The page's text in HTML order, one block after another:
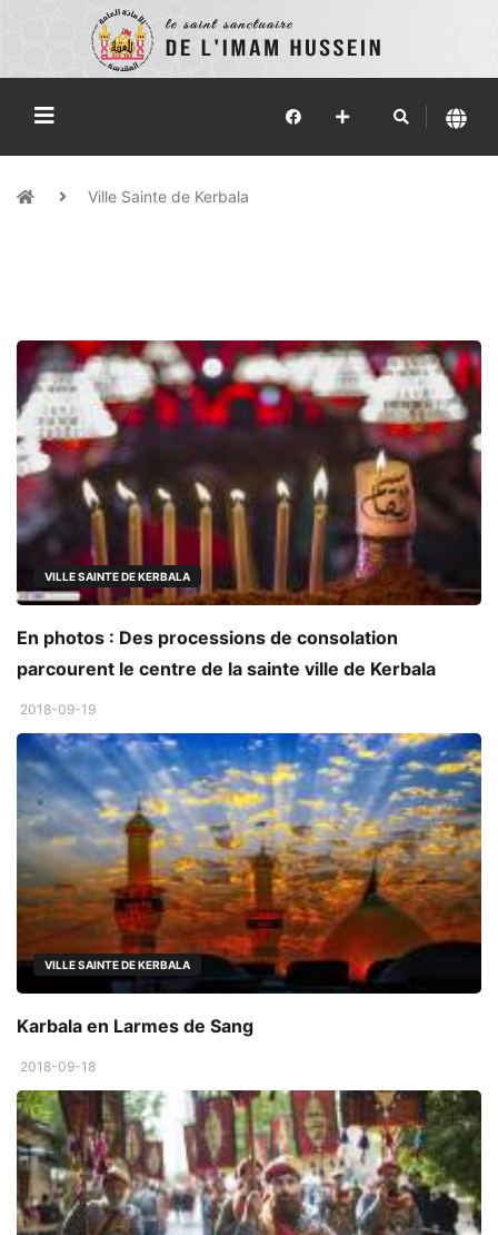
Ville Sainte de Kerbala
VILLE SAINTE DE KERBALA
En photos : Des processions de consolation
parcourent le centre de la sainte ville de Kerbala
2018-09-19
VILLE SAINTE DE KERBALA
Karbala en Larmes de Sang
2018-09-18